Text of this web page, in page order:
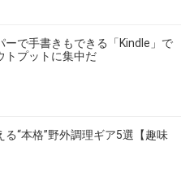
ーで手書きもできる「Kindle」で
トプットに集中だ
る“本格”野外調理ギア5選【趣味